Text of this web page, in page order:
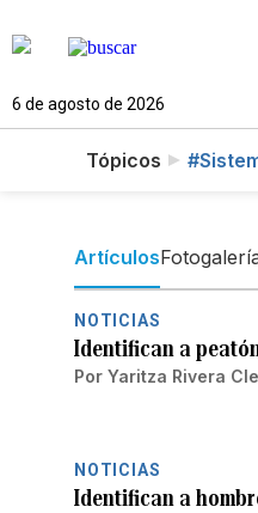
6 de agosto de 2026
Tópicos
Artículos
NOTICIAS
Identifican a
Por Yaritza Rivera
NOTICIAS
Identifican a